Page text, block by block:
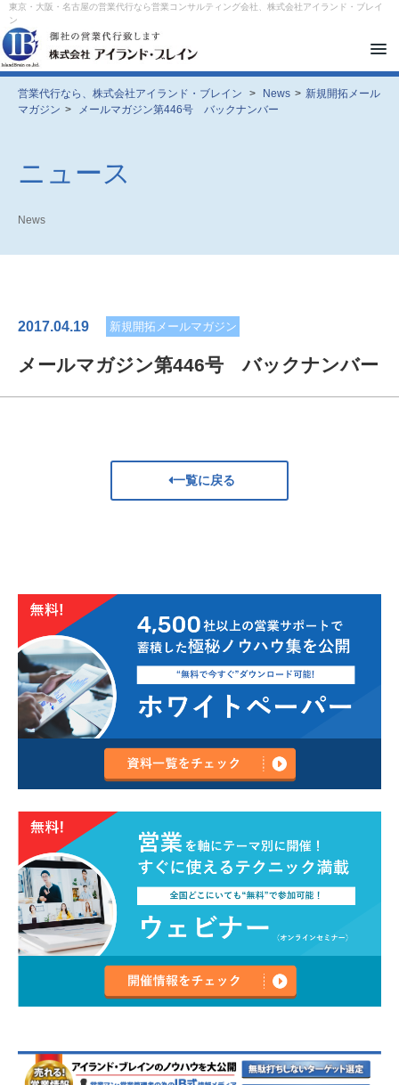
東京・大阪・名古屋の営業代行なら営業コンサルティング会社、株式会社アイランド・ブレイ
ン
メ
ュ
ー
営業代行なら、株式会社アイランド・ブレイン > News > 新規開拓メール
マガジン > メールマガジン第446号 バックナンバー
ニュース
News
2017.04.19 新規開拓メールマガジン
メールマガジン第446号 バックナンバー
一覧に戻る